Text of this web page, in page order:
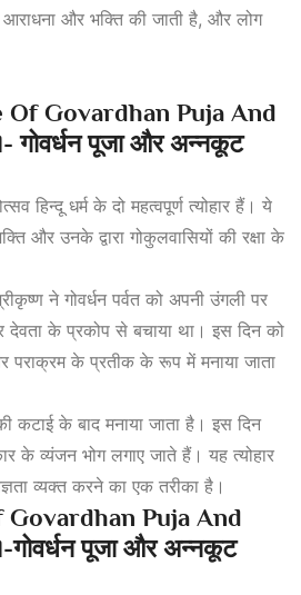
और भक्ति की जाती है, और लोग
Govardhan Puja And
पूजा और अन्नकूट
हिन्दू धर्म के दो महत्वपूर्ण त्योहार हैं। ये
और उनके द्वारा गोकुलवासियों की रक्षा के
ने गोवर्धन पर्वत को अपनी उंगली पर
देवता के प्रकोप से बचाया था। इस दिन को
पराक्रम के प्रतीक के रूप में मनाया जाता
के बाद मनाया जाता है। इस दिन
के व्यंजन भोग लगाए जाते हैं। यह त्योहार
व्यक्त करने का एक तरीका है।
Puja And
पूजा और अन्नकूट